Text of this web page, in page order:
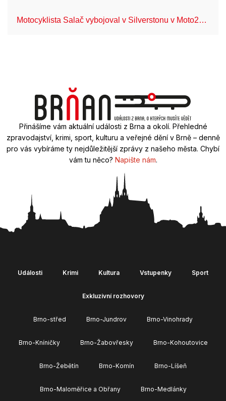
Motocyklista Salač vybojoval v Silverstonu v Moto2…
Přinášíme vám aktuální události z Brna a okolí. Přehledné
zpravodajství, krimi, sport, kulturu a veřejné dění v Brně – denně
pro vás vybíráme ty nejdůležitější zprávy z našeho města. Chybí
vám tu něco? Napište nám.
Události Krimi Kultura Vstupenky Sport
Exkluzivní rozhovory
Brno-střed Brno-Jundrov Brno-Vinohrady
Brno-Kníničky Brno-Žabovřesky Brno-Kohoutovice
Brno-Žebětín Brno-Komín Brno-Líšeň
Brno-Maloměřice a Obřany Brno-Medlánky